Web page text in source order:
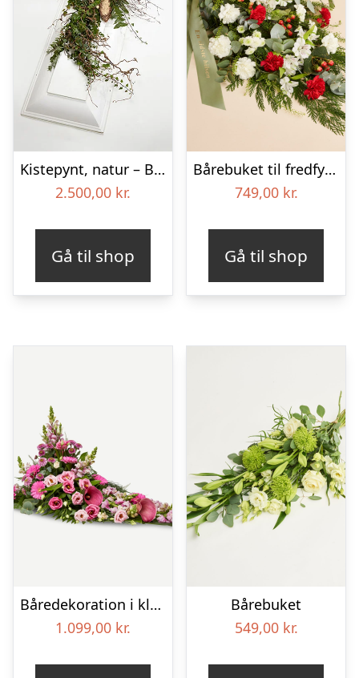
Kistepynt, natur – Blomster til begravelse
2.500,00 kr.
Gå til shop
Bårebuket til fredfyldt kærlighed med bånd
749,00 kr.
Gå til shop
Båredekoration i klassisk stil – pink
1.099,00 kr.
Bårebuket
549,00 kr.